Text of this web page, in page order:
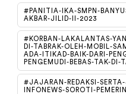
#PANITIA-IKA-SMPN-
AKBAR-JILID-II-2023
#KORBAN-LAKALANTAS-
DI-TABRAK-OLEH-MOBIL-
ADA-ITIKAD-BAIK-DARI-
PENGEMUDI-BEBAS-TAK-DI-
#JAJARAN-REDAKSI-
INFONEWS-SOROTI-